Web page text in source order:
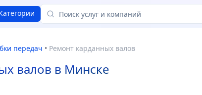
передач • Ремонт карданных валов
валов в Минске
Отзывы и цены